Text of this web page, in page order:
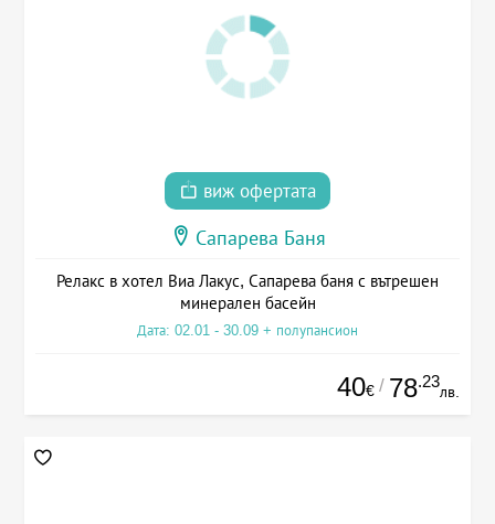
виж офертата
Сапарева Баня
Релакс в хотел Виа Лакус, Сапарева баня с вътрешен
минерален басейн
Дата: 02.01 - 30.09 + полупансион
40€ / 78.23
лв.